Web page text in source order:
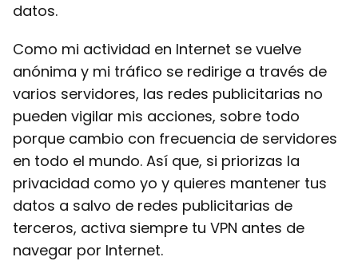
datos.
Como mi actividad en Internet se vuelve
anónima y mi tráfico se redirige a través de
varios servidores, las redes publicitarias no
pueden vigilar mis acciones, sobre todo
porque cambio con frecuencia de servidores
en todo el mundo. Así que, si priorizas la
privacidad como yo y quieres mantener tus
datos a salvo de redes publicitarias de
terceros, activa siempre tu VPN antes de
navegar por Internet.